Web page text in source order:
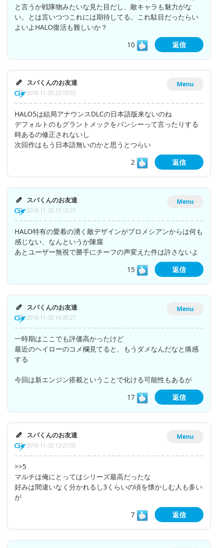
と言うか戦隊物みたいな見た目だし、敵キャラも魅力がな
い。とは言いつつこれには期待してる。これ駄目だったらい
よいよHALO復活も難しいか？
10
返信
Menu
スパくんのお友達
2018-11-30 23:19:55
HALO5は結局アナウンスDLCの日本語版来ないのね
デフォルトのもグラントメックをバンシーって言ったりする
時あるの修正されないし
次回作はもう日本語無いのかと思うとつらい
2
返信
Menu
スパくんのお友達
2018-11-30 15:12:37
HALO特有の愛着の湧く敵デザインがプロメシアンからは何も
感じない、なんというか陳腐
あとユーザー無視で勝手にチーフの声変えた件は許さないよ
15
返信
Menu
スパくんのお友達
2018-11-30 14:35:27
一時期はここでも評価高かったけど
最近のヘイローのコメ欄見てると、もうダメなんだなと痛感
する
今回は新エンジン搭載ということで化ける可能性もあるが
17
返信
Menu
スパくんのお友達
2018-11-30 12:21:05
>>5
マルチは俺にとってはシリーズ最高だったな
好みは間違いなく分かれるし3くらいの頃を懐かしむ人も多い
が
7
返信